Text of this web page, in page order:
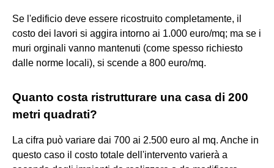
Se l'edificio deve essere ricostruito completamente, il
costo dei lavori si aggira intorno ai 1.000 euro/mq; ma se i
muri orginali vanno mantenuti (come spesso richiesto
dalle norme locali), si scende a 800 euro/mq.
Quanto costa ristrutturare una casa di 200
metri quadrati?
La cifra può variare dai 700 ai 2.500 euro al mq. Anche in
questo caso il costo totale dell'intervento varierà a